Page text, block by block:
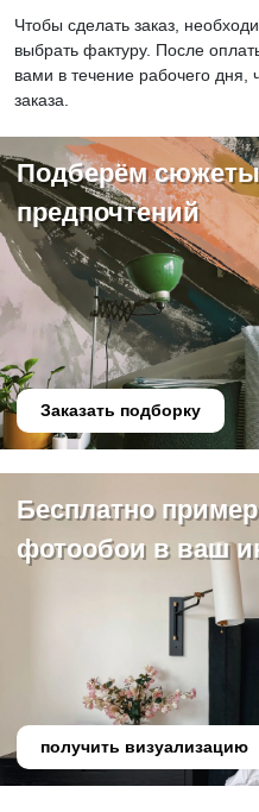
Чтобы сделать заказ,
выбрать фактуру. После
вами в течение рабочего дня,
заказа.
Подберём
предпочтений
Заказать подборку
Бесплатно
фотообои в ваш
получить визуализацию